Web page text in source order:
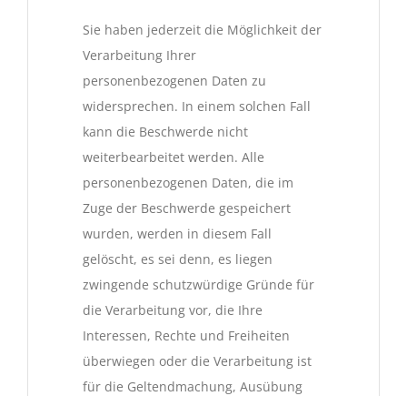
Sie haben jederzeit die Möglichkeit der
Verarbeitung Ihrer
personenbezogenen Daten zu
widersprechen. In einem solchen Fall
kann die Beschwerde nicht
weiterbearbeitet werden. Alle
personenbezogenen Daten, die im
Zuge der Beschwerde gespeichert
wurden, werden in diesem Fall
gelöscht, es sei denn, es liegen
zwingende schutzwürdige Gründe für
die Verarbeitung vor, die Ihre
Interessen, Rechte und Freiheiten
überwiegen oder die Verarbeitung ist
für die Geltendmachung, Ausübung